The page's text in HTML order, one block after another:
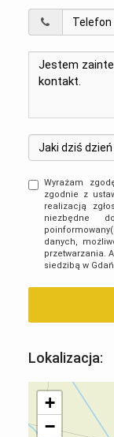
Wyrażam
zgodnie z
realizacją
niezbędne
danych,
przetwarzania.
siedzibą w
Lokalizacja:
+
−